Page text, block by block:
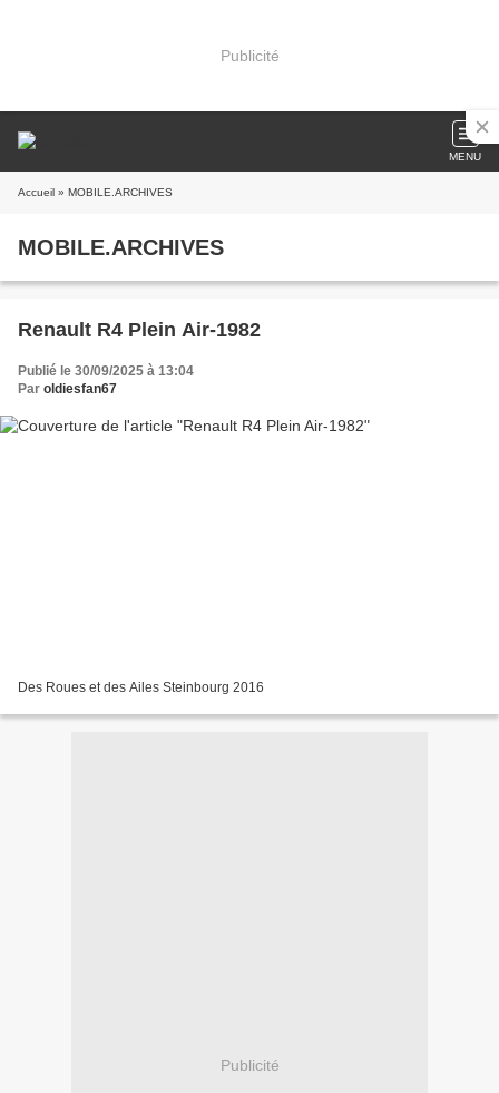
Publicité
MENU
Accueil » MOBILE.ARCHIVES
MOBILE.ARCHIVES
Renault R4 Plein Air-1982
Publié le 30/09/2025 à 13:04
Par oldiesfan67
Des Roues et des Ailes Steinbourg 2016
Publicité